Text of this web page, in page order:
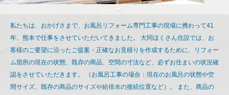
私たちは、おかげさまで、お風呂リフォーム専門工事の現場に携わって41
年、熊本で仕事をさせていただいてきました。 大同ほくさん住設では、お
客様のご要望に沿ったご提案・正確なお見積りを作成するために、リフォー
ム箇所の現在の状態、既存の商品、空間の寸法など、必ずお住まいの状況確
認をさせていただきます。 （お風呂工事の場合：現在のお風呂の状態や空
間サイズ、既存の商品のサイズや給排水の接続位置など）。 また、商品の